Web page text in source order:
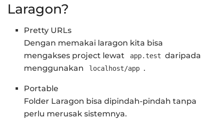
Laragon?
Pretty URLs
Dengan memakai laragon kita bisa
mengakses project lewat
app.test daripada
menggunakan
localhost/app .
Portable
Folder Laragon bisa dipindah-pindah tanpa
perlu merusak sistemnya.